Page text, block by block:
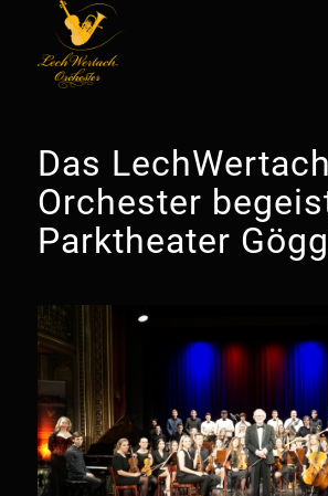
Das
Orchester
Parktheater